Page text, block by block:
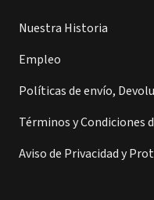
Nuestra Historia
Empleo
Políticas de envío,
Términos y Condiciones
Aviso de Privacidad y